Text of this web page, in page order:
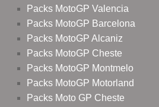
Packs MotoGP Valencia
Packs MotoGP Barcelona
Packs MotoGP Alcaniz
Packs MotoGP Cheste
Packs MotoGP Montmelo
Packs MotoGP Motorland
Packs Moto GP Cheste